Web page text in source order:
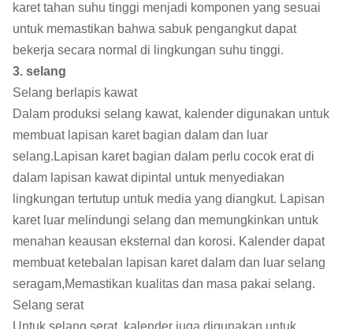
karet tahan suhu tinggi menjadi komponen yang sesuai
untuk memastikan bahwa sabuk pengangkut dapat
bekerja secara normal di lingkungan suhu tinggi.
3. selang
Selang berlapis kawat
Dalam produksi selang kawat, kalender digunakan untuk
membuat lapisan karet bagian dalam dan luar
selang.Lapisan karet bagian dalam perlu cocok erat di
dalam lapisan kawat dipintal untuk menyediakan
lingkungan tertutup untuk media yang diangkut. Lapisan
karet luar melindungi selang dan memungkinkan untuk
menahan keausan eksternal dan korosi. Kalender dapat
membuat ketebalan lapisan karet dalam dan luar selang
seragam,Memastikan kualitas dan masa pakai selang.
Selang serat
Untuk selang serat, kalender juga digunakan untuk